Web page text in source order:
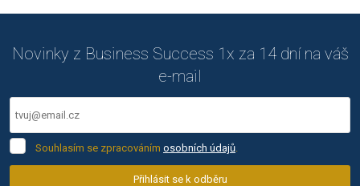
Novinky z Business Success 1x za 14 dní na váš
e-mail
Souhlasím
Souhlasím se zpracováním osobních údajů.
Přihlásit se k odběru